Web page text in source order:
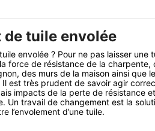
de tuile envolée
envolée ? Pour ne pas laisser une
force de résistance de la charpente,
des murs de la maison ainsi que
Il est très prudent de savoir agir
impacts de la perte de résistance
Un travail de changement est la
l’envolement d’une tuile.